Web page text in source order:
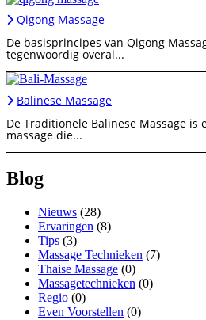
Qigong Massage
De basisprincipes van Qigong
tegenwoordig overal...
Balinese Massage
De Traditionele Balinese Massage is
massage die...
Blog
Nieuws (28)
Ervaringen (8)
Tips (3)
Massage Technieken (7)
Thaise Massage (0)
Massagetechnieken (0)
Regio (0)
Even Voorstellen (0)